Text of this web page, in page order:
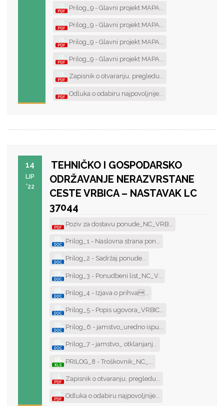
Prilog_9 - Glavni projekt MAPA...
Prilog_9 - Glavni projekt MAPA...
Prilog_9 - Glavni projekt MAPA...
Prilog_9 - Glavni projekt MAPA...
Zapisnik o otvaranju, pregledu...
Odluka o odabiru najpovoljnije...
14
LIP
'22
TEHNIČKO I GOSPODARSKO
ODRŽAVANJE NERAZVRSTANE
CESTE VRBICA – NASTAVAK LC
37044
Poziv za dostavu ponude_NC_VRB...
Prilog_1 - Naslovna strana pon...
Prilog_2 - Sadržaj ponude...
Prilog_3 - Ponudbeni list_NC_V...
Prilog_4 - Izjava o prihva...
Prilog_5 - Popis ugovora_VRBIC...
Prilog_6 - jamstvo_uredno ispu...
Prilog_7 - jamstvo_ otklanjanj...
PRILOG_8 - Troškovnik_NC_...
Zapisnik o otvaranju, pregledu...
Odluka o odabiru najpovoljnije...